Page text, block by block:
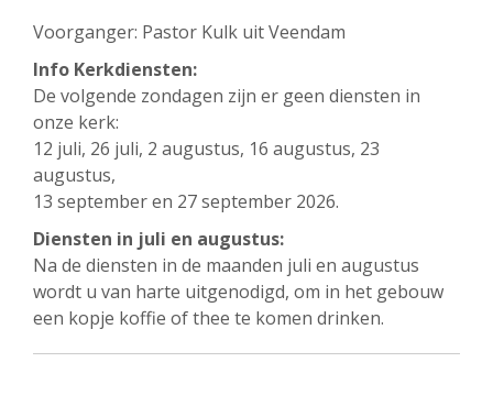
Voorganger: Pastor Kulk uit Veendam
Info Kerkdiensten:
De volgende zondagen zijn er geen diensten in
onze kerk:
12 juli, 26 juli, 2 augustus, 16 augustus, 23
augustus,
13 september en 27 september 2026.
Diensten in juli en augustus:
Na de diensten in de maanden juli en augustus
wordt u van harte uitgenodigd, om in het gebouw
een kopje koffie of thee te komen drinken.